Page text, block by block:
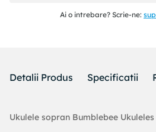
Ai o intrebare? Scrie-ne:
Detalii Produs Specificatii
Ukulele sopran Bumblebee